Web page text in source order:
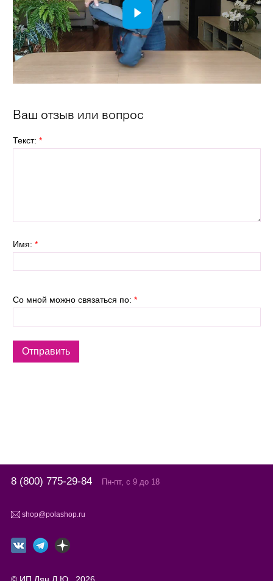
Ваш отзыв или вопрос
Текст: *
Имя: *
Со мной можно связаться по: *
8 (800) 775-29-84 Пн-пт, с 9 до 18
shop@polashop.ru